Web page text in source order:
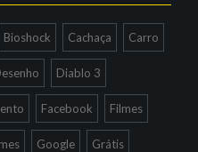
Bioshock Cachaça Carro
Diablo 3
Facebook Filmes
Google Grátis